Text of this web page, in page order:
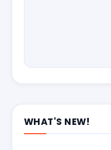
WHAT'S NEW!